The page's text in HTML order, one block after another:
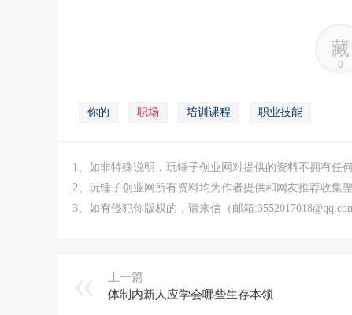
藏
0
你的 职场 培训课程 职业技能
1、如非特殊说明，玩锤子创业网对提供的资料不拥有任
2、玩锤子创业网所有资料均为作者提供和网友推荐收集
3、如有侵犯你版权的，请来信（邮箱
上一篇
体制内新人应学会哪些生存本领